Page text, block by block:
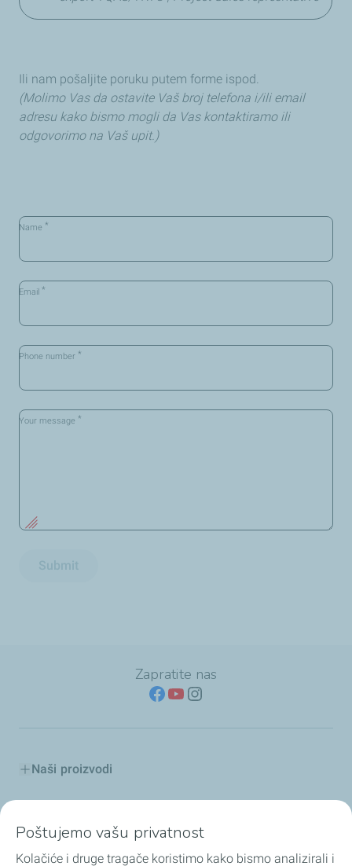
Ili nam pošaljite poruku putem forme ispod.
(Molimo Vas da ostavite Vaš broj telefona i/ili email
adresu kako bismo mogli da Vas kontaktiramo ili
odgovorimo na Vaš upit.)
Name *
Email *
Phone number *
Your message *
Submit
Zapratite nas
Naši proizvodi
Saveti i Preporuke
Poštujemo vašu privatnost
Kolačiće i druge tragače koristimo kako bismo analizirali i